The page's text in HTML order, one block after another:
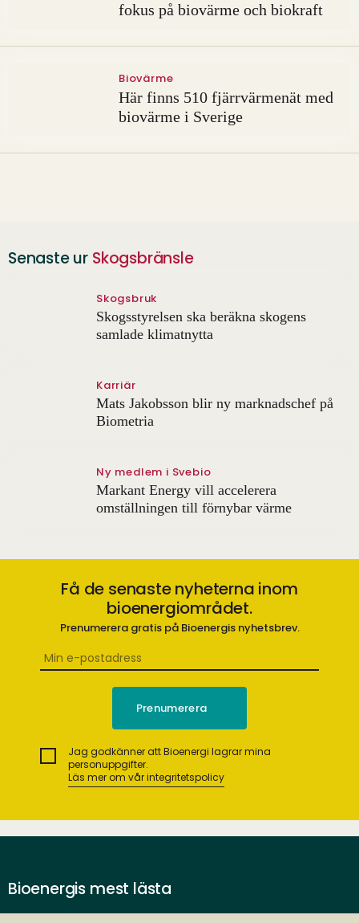
fokus på biovärme och biokraft
Biovärme
Här finns 510 fjärrvärmenät med
biovärme i Sverige
Senaste ur Skogsbränsle
Skogsbruk
Skogsstyrelsen ska beräkna skogens
samlade klimatnytta
Karriär
Mats Jakobsson blir ny marknadschef på
Biometria
Ny medlem i Svebio
Markant Energy vill accelerera
omställningen till förnybar värme
Få de senaste nyheterna inom
bioenergiområdet.
Prenumerera gratis på Bioenergis nyhetsbrev.
Jag godkänner att Bioenergi lagrar mina
personuppgifter.
Läs mer om vår integritetspolicy
Bioenergis mest lästa